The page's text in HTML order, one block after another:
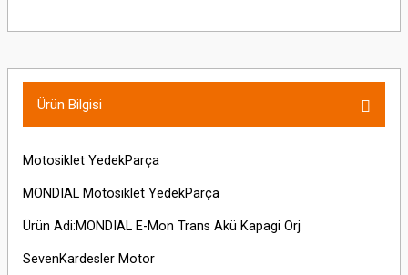
Ürün Bilgisi
Motosiklet YedekParça
MONDIAL Motosiklet YedekParça
Ürün Adi:MONDIAL E-Mon Trans Akü Kapagi Orj
SevenKardesler Motor